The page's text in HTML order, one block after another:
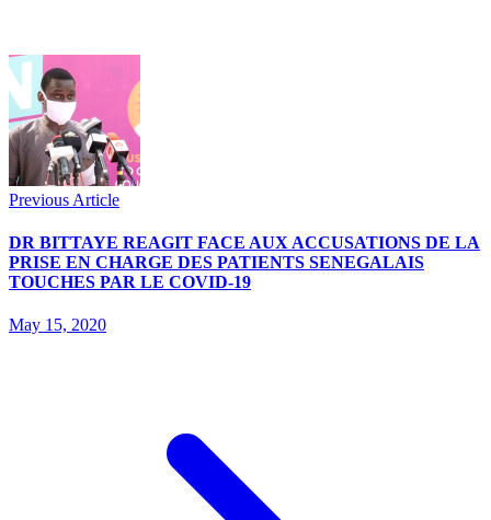
Previous Article
DR BITTAYE REAGIT FACE AUX ACCUSATIONS DE LA
PRISE EN CHARGE DES PATIENTS SENEGALAIS
TOUCHES PAR LE COVID-19
May 15, 2020